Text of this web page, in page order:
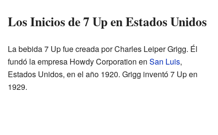
Los Inicios de 7 Up en Estados Unidos
La bebida 7 Up fue creada por Charles Leiper Grigg. Él
fundó la empresa Howdy Corporation en San Luis,
Estados Unidos, en el año 1920. Grigg inventó 7 Up en
1929.